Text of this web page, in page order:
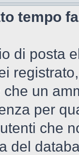
tempo
di posta
un
per
che
del